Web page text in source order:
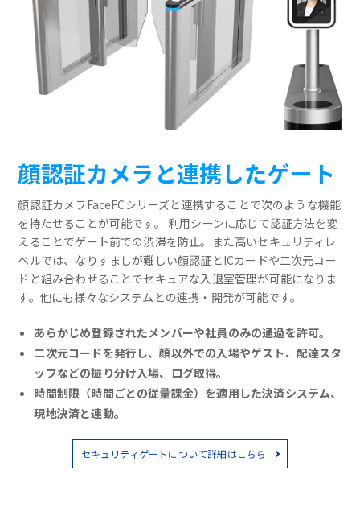
顔認証カメラと連携したゲート
顔認証カメラFaceFCシリーズと連携することで次のような機能
を持たせることが可能です。 利用シーンに応じて認証方法を変
えることでゲート前での渋滞を防止。また高いセキュリティレ
ベルでは、なりすましが難しい顔認証とICカードや二次元コー
ドと組み合わせることでセキュアな入退室管理が可能になりま
す。他にも様々なシステムとの連携・開発が可能です。
あらかじめ登録されたメンバーや社員のみの通過を許可。
二次元コードを発行し、顔以外での入場やゲスト、配達スタ
ッフなどの振り分け入場、ログ取得。
時間制限（時間ごとの従量課金）を適用した決済システム、
現地決済と連動。
セキュリティゲートについて詳細はこちら